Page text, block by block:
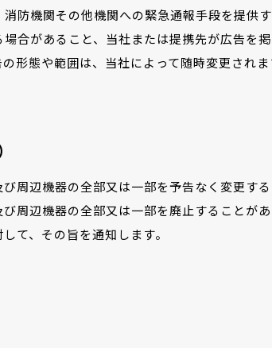
防機関その他機関への緊急通報手段を提供す
合があること、当社または提携先が広告を
形態や範囲は、当社によって随時変更されま
周辺機器の全部又は一部を予告なく変更する
周辺機器の全部又は一部を廃止することが
て、その旨を通知します。